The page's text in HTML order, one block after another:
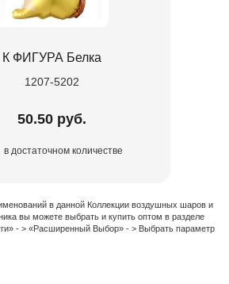
К ФИГУРА Белка
1207-5202
50.50 руб.
в достаточном количестве
в данной Коллекции воздушных шаров и
вы можете выбрать и купить оптом в разделе
- > «Расширенный Выбор» - > Выбрать параметр